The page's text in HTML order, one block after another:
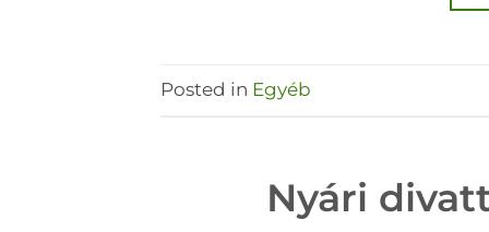
Posted in Egyéb
Nyári